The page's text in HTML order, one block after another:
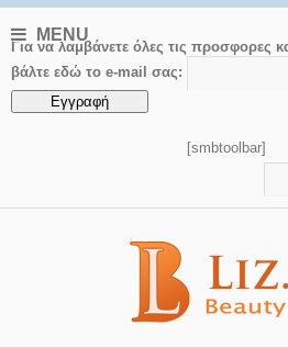
MENU
Για να λαμβάνετε όλες τις προσφορες
βάλτε εδώ το e-mail σας:
[smbtoolbar]